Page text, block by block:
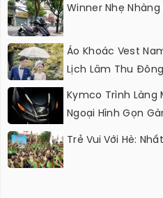
Winner Nhẹ
Áo Khoác Vest
Lịch Lãm Thu Đông
Kymco Trình Làng
Ngoại Hình Gọn
Trẻ Vui Với Hè: